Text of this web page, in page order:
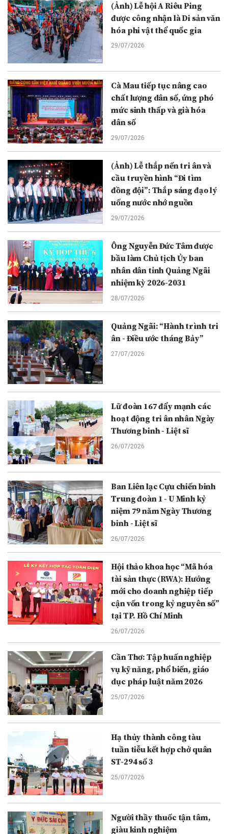
(Ảnh) Lễ hội A Riêu Ping
được công nhận là Di sản văn
hóa phi vật thể quốc gia
29/07/2026
Cà Mau tiếp tục nâng cao
chất lượng dân số, ứng phó
mức sinh thấp và già hóa
dân số
29/07/2026
(Ảnh) Lễ thắp nến tri ân và
cầu truyền hình “Đi tìm
đồng đội”: Thắp sáng đạo lý
uống nước nhớ nguồn
29/07/2026
Ông Nguyễn Đức Tâm được
bầu làm Chủ tịch Ủy ban
nhân dân tỉnh Quảng Ngãi
nhiệm kỳ 2026-2031
28/07/2026
Quảng Ngãi: “Hành trình tri
ân - Điều ước tháng Bảy”
27/07/2026
Lữ đoàn 167 đẩy mạnh các
hoạt động tri ân nhân Ngày
Thương binh - Liệt sĩ
26/07/2026
Ban Liên lạc Cựu chiến binh
Trung đoàn 1 - U Minh kỷ
niệm 79 năm Ngày Thương
binh - Liệt sĩ
26/07/2026
Hội thảo khoa học “Mã hóa
tài sản thực (RWA): Hướng
mới cho doanh nghiệp tiếp
cận vốn trong kỷ nguyên số”
tại TP. Hồ Chí Minh
26/07/2026
Cần Thơ: Tập huấn nghiệp
vụ kỹ năng, phổ biến, giáo
dục pháp luật năm 2026
25/07/2026
Hạ thủy thành công tàu
tuần tiễu kết hợp chở quân
ST-294 số 3
25/07/2026
Người thầy thuốc tận tâm,
giàu kinh nghiệm